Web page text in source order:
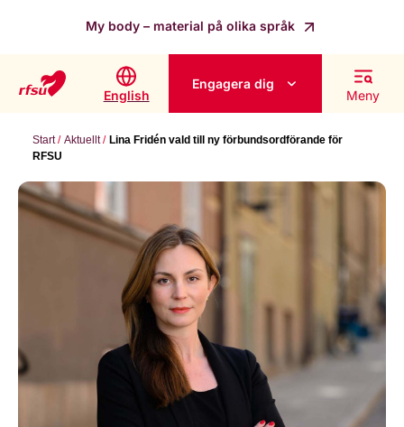
My body – material på olika språk
English
Engagera dig
Meny
Start Aktuellt
Lina Fridén vald till ny förbundsordförande för
RFSU